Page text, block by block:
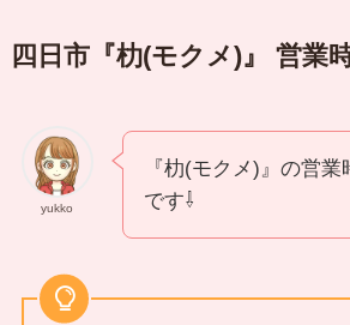
四日市『朸(モクメ)』 営業
yukko
『朸(モクメ)』の営
です⇩